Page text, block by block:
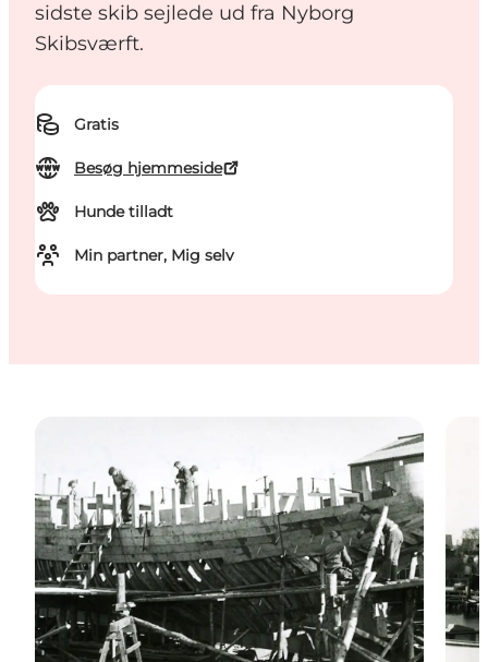
sidste skib sejlede ud fra Nyborg
Skibsværft.
Gratis
Besøg hjemmeside
Hunde tilladt
Min partner, Mig selv